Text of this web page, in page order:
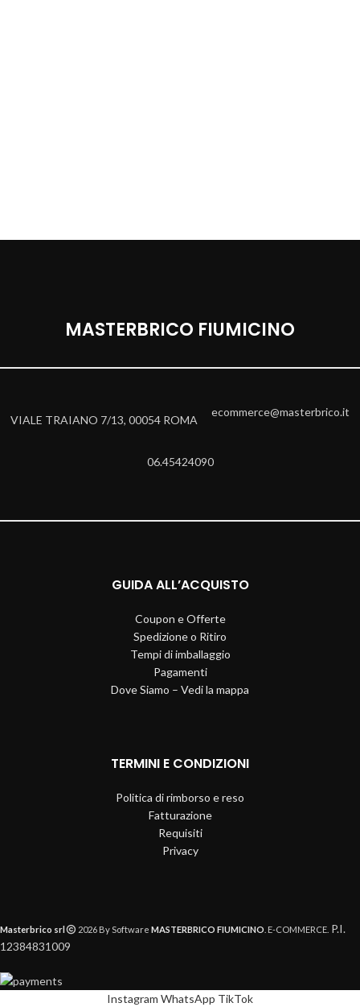
MASTERBRICO FIUMICINO
VIALE TRAIANO 7/13, 00054 ROMA
ecommerce@masterbrico.it
06.45424090
GUIDA ALL’ACQUISTO
Coupon e Offerte
Spedizione o Ritiro
Tempi di imballaggio
Pagamenti
Dove Siamo – Vedi la mappa
TERMINI E CONDIZIONI
Politica di rimborso e reso
Fatturazione
Requisiti
Privacy
Masterbrico srl 2026 By Software MASTERBRICO FIUMICINO . E-COMMERCE. P.I.
12384831009
Instagram WhatsApp TikTok